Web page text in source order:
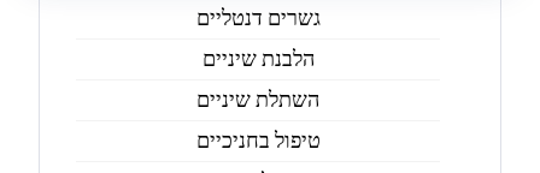
גשרים דנטליים
הלבנת שיניים
השתלת שיניים
טיפול בחניכיים